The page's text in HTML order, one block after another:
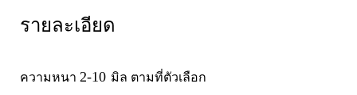
รายละเอียด
ความหนา 2-10 มิล ตามที่ตัวเลือก